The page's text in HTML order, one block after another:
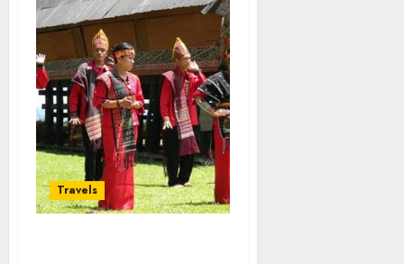
Travels